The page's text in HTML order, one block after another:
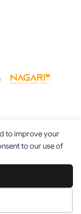
to improve your
to our use of
Iklan